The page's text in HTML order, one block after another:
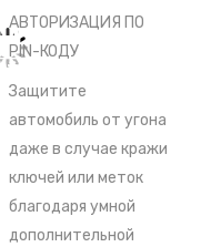
АВТОРИЗАЦИЯ ПО
PIN-КОДУ
Защитите
автомобиль от угона
даже в случае кражи
ключей или меток
благодаря умной
дополнительной